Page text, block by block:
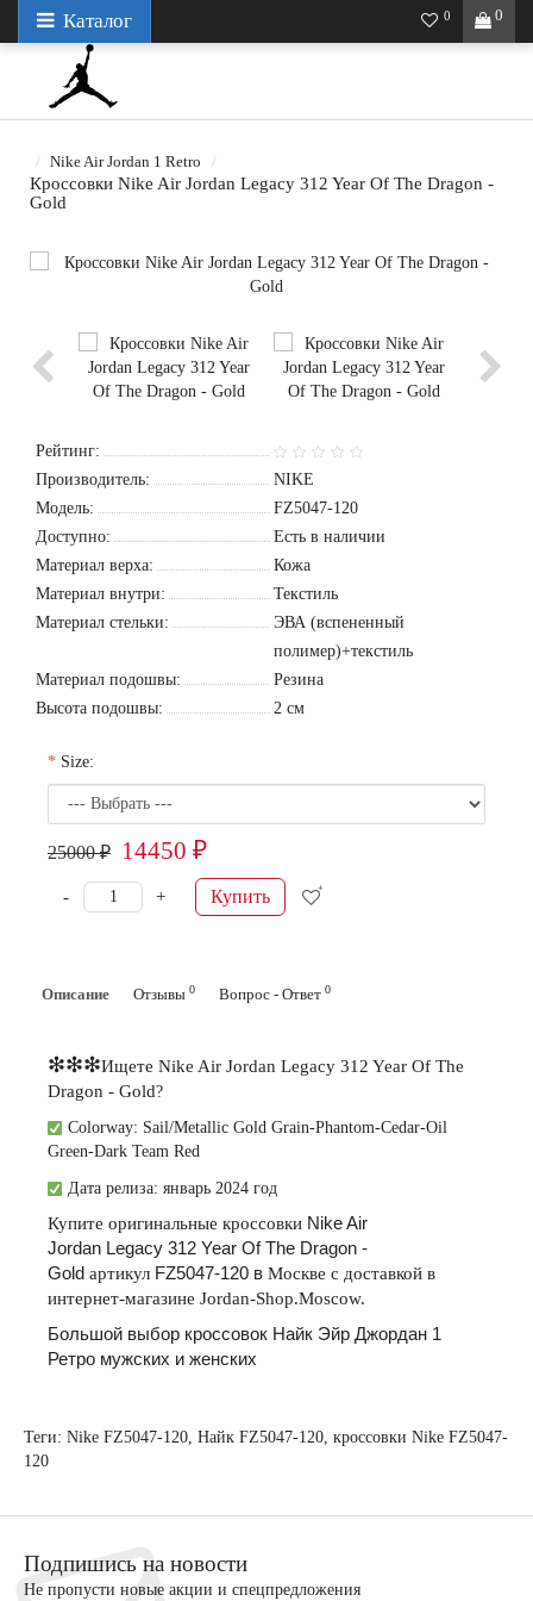
0
Каталог 0
Nike Air Jordan 1 Retro
Кроссовки Nike Air Jordan Legacy 312 Year Of The Dragon -
Gold
Рейтинг:
Производитель:
NIKE
Модель:
FZ5047-120
Доступно:
Есть в наличии
Материал верха:
Кожа
Материал внутри:
Текстиль
Материал стельки:
ЭВА (вспененный
полимер)+текстиль
Материал подошвы:
Резина
Высота подошвы:
2 см
Size:
25000 ₽ 14450 ₽
+
- Купить
Описание Отзывы 0 Вопрос - Ответ 0
❇❇❇Ищете Nike Air Jordan Legacy 312 Year Of The
Dragon - Gold?
Colorway: Sail/Metallic Gold Grain-Phantom-Cedar-Oil
Green-Dark Team Red
Дата релиза: январь 2024 год
Купите оригинальные кроссовки Nike Air
Jordan Legacy 312 Year Of The Dragon -
Gold артикул FZ5047-120 в Москве с доставкой в
интернет-магазине Jordan-Shop.Moscow.
Большой выбор кроссовок Найк Эйр Джордан 1
Ретро мужских и женских
Теги: Nike FZ5047-120 Найк FZ5047-120 кроссовки Nike FZ5047-
120
Подпишись на новости
Не пропусти новые акции и спецпредложения